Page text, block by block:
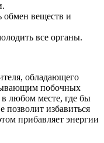
обмен веществ и
все органы.
обладающего
побочных
любом месте, где бы
избавиться
прибавляет энергии